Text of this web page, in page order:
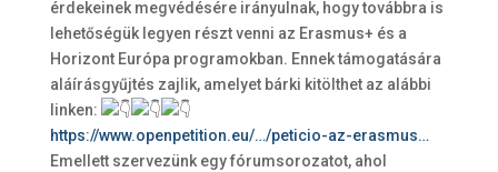
érdekeinek megvédésére irányulnak, hogy továbbra is
lehetőségük legyen részt venni az Erasmus+ és a
Horizont Európa programokban. Ennek támogatására
aláírásgyűjtés zajlik, amelyet bárki kitölthet az alábbi
linken:
https://www.openpetition.eu/…/peticio-az-erasmus…
Emellett szervezünk egy fórumsorozatot, ahol